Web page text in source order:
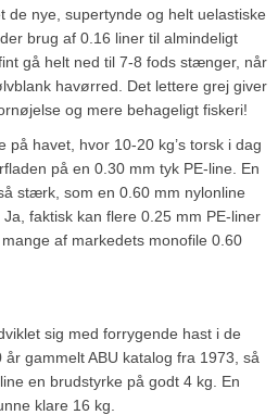
de nye, supertynde og helt uelastiske
brug af 0.16 liner til almindeligt
gå helt ned til 7-8 fods stænger, når
havørred. Det lettere grej giver
og mere behageligt fiskeri!
havet, hvor 10-20 kg’s torsk i dag
på en 0.30 mm tyk PE-line. En
stærk, som en 0.60 mm nylonline
faktisk kan flere 0.25 mm PE-liner
af markedets monofile 0.60
sig med forrygende hast i de
gammelt ABU katalog fra 1973, så
en brudstyrke på godt 4 kg. En
klare 16 kg.